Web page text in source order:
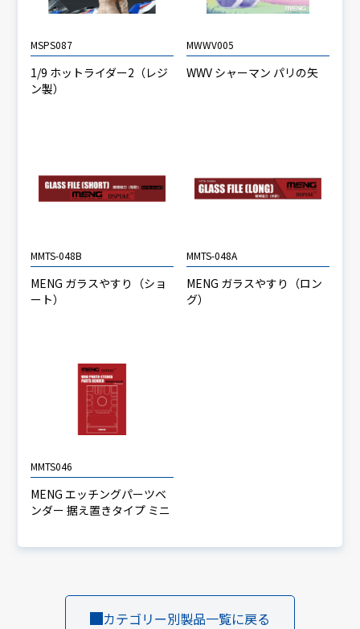
MSPS087
1/9 ホットライダー2（レジ
ン製）
MWWV005
WWV シャーマン パリの矢
MMTS-048B
MENG ガラスやすり（ショ
ート）
MMTS-048A
MENG ガラスやすり（ロン
グ）
MMTS046
MENG エッチングパーツベ
ンダー 据え置きタイプ ミニ
カテゴリー別製品一覧に戻る